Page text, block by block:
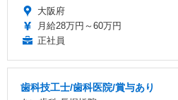
大阪府
月給28万円～60万円
正社員
歯科技工士/歯科医院/賞与あり